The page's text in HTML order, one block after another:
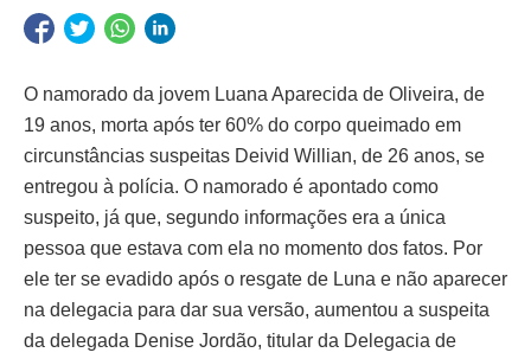
O namorado da jovem Luana Aparecida de Oliveira, de
19 anos, morta após ter 60% do corpo queimado em
circunstâncias suspeitas Deivid Willian, de 26 anos, se
entregou à polícia. O namorado é apontado como
suspeito, já que, segundo informações era a única
pessoa que estava com ela no momento dos fatos. Por
ele ter se evadido após o resgate de Luna e não aparecer
na delegacia para dar sua versão, aumentou a suspeita
da delegada Denise Jordão, titular da Delegacia de